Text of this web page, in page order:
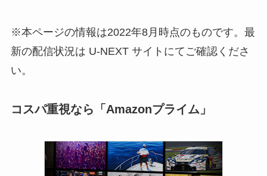
※本ページの情報は2022年8月時点のものです。最
新の配信状況は U-NEXT サイトにてご確認くださ
い。
コスパ重視なら「Amazonプライム」